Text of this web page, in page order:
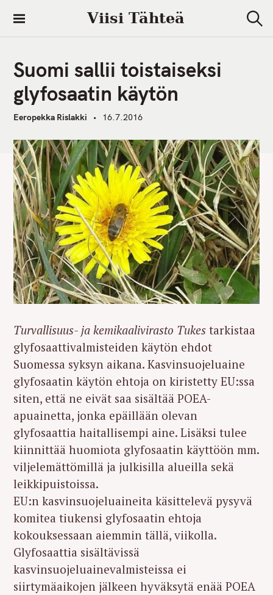
i
Viisi Tähteä
e
Suomi sallii toistaiseksi
glyfosaatin käytön
Eeropekka Rislakki 16.7.2016
Turvallisuus- ja kemikaalivirasto Tukes tarkistaa
glyfosaattivalmisteiden käytön ehdot
Suomessa syksyn aikana. Kasvinsuojeluaine
glyfosaatin käytön ehtoja on kiristetty EU:ssa
siten, että ne eivät saa sisältää POEA-
apuainetta, jonka epäillään olevan
glyfosaattia haitallisempi aine. Lisäksi tulee
kiinnittää huomiota glyfosaatin käyttöön mm.
viljelemättömillä ja julkisilla alueilla sekä
leikkipuistoissa.
EU:n kasvinsuojeluaineita käsittelevä pysyvä
komitea tiukensi glyfosaatin ehtoja
kokouksessaan aiemmin tällä, viikolla.
Glyfosaattia sisältävissä
kasvinsuojeluainevalmisteissa ei
siirtymäaikojen jälkeen hyväksytä enää POEA